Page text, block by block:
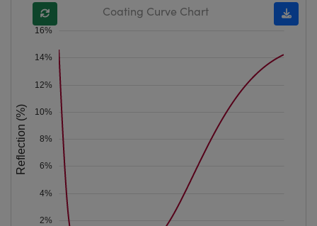
2%
4%
6%
8%
10%
12%
14%
16%
Reflection (%)
Coating Curve Chart